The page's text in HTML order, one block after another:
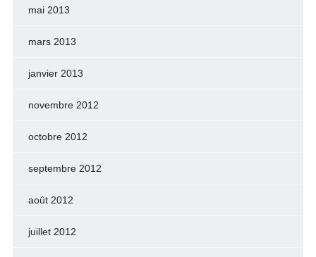
mai 2013
mars 2013
janvier 2013
novembre 2012
octobre 2012
septembre 2012
août 2012
juillet 2012